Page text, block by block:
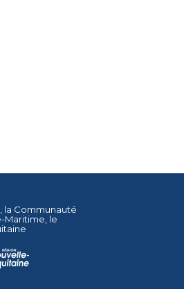
, la Communauté
Maritime , le